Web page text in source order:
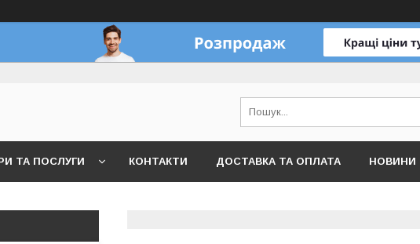
ТА ПОСЛУГИ КОНТАКТИ ДОСТАВКА ТА ОПЛАТА НОВИНИ